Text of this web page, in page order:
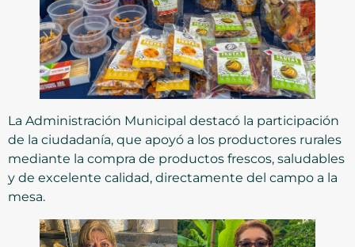
La Administración Municipal destacó la participación
de la ciudadanía, que apoyó a los productores rurales
mediante la compra de productos frescos, saludables
y de excelente calidad, directamente del campo a la
mesa.